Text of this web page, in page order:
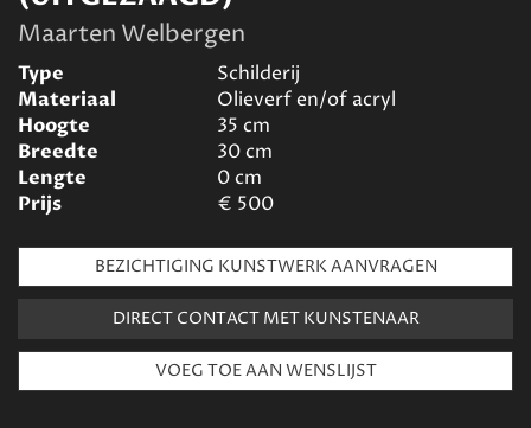
Maarten Welbergen
Type
Schilderij
Materiaal
Olieverf en/of acryl
Hoogte
35 cm
Breedte
30cm
Lengte
0cm
Prijs
€ 500
BEZICHTIGING KUNSTWERK AANVRAGEN
DIRECT CONTACT MET KUNSTENAAR